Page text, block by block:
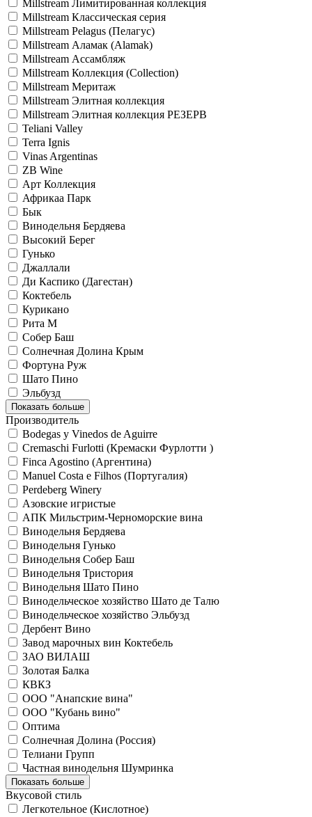
Millstream Лимитированная коллекция
Millstream Классическая серия
Millstream Pelagus (Пелагус)
Millstream Аламак (Alamak)
Millstream Ассамбляж
Millstream Коллекция (Collection)
Millstream Меритаж
Millstream Элитная коллекция
Millstream Элитная коллекция РЕЗЕРВ
Teliani Valley
Terra Ignis
Vinas Argentinas
ZB Wine
Арт Коллекция
Африкаа Парк
Бык
Винодельня Бердяева
Высокий Берег
Гунько
Джаллали
Ди Каспико (Дагестан)
Коктебель
Курикано
Рита М
Собер Баш
Солнечная Долина Крым
Фортуна Руж
Шато Пино
Эльбузд
Показать больше
Производитель
Bodegas y Vinedos de Aguirre
Cremaschi Furlotti (Кремаски Фурлотти )
Finca Agostino (Аргентина)
Manuel Costa e Filhos (Португалия)
Perdeberg Winery
Азовские игристые
АПК Мильстрим-Черноморские вина
Винодельня Бердяева
Винодельня Гунько
Винодельня Собер Баш
Винодельня Тристория
Винодельня Шато Пино
Винодельческое хозяйство Шато де Талю
Винодельческое хозяйство Эльбузд
Дербент Вино
Завод марочных вин Коктебель
ЗАО ВИЛАШ
Золотая Балка
КВКЗ
ООО "Анапские вина"
ООО "Кубань вино"
Оптима
Солнечная Долина (Россия)
Телиани Групп
Частная винодельня Шумринка
Показать больше
Вкусовой стиль
Легкотельное (Кислотное)